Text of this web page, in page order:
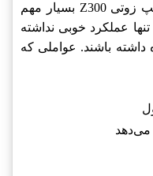
چراغ جلو چپ زوتی Z300 بسیار مهم
عملکرد خوبی نداشته
داشته باشند. عواملی که
می‌دهد